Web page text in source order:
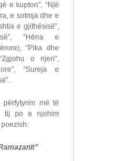
e kupton”, “Një
e sotmja dhe e
e gjithësisë”,
“Hëna e
“Pika dhe
o njeri”,
“Sureja e
më të
tij po e njohim
poezish: